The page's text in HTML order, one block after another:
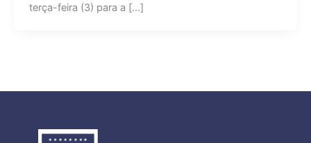
terça-feira (3) para a […]